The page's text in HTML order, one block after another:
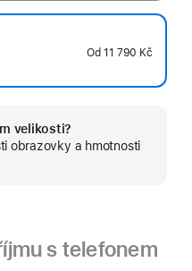
Od11 790 Kč
velikosti?
obrazovky a hmotnosti
s telefonem